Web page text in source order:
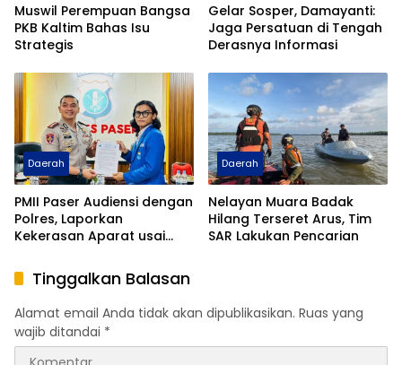
Muswil Perempuan Bangsa
PKB Kaltim Bahas Isu
Strategis
Gelar Sosper, Damayanti:
Jaga Persatuan di Tengah
Derasnya Informasi
Daerah
PMII Paser Audiensi dengan
Polres, Laporkan
Kekerasan Aparat usai
Kaltim
Daerah
Nelayan Muara Badak
Hilang Terseret Arus, Tim
SAR Lakukan Pencarian
Tinggalkan Balasan
Alamat email Anda tidak akan dipublikasikan. Ruas yang
wajib ditandai *